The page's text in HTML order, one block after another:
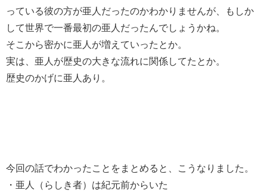
っている彼の方が亜人だったのかわかりませんが、もしか
して世界で一番最初の亜人だったんでしょうかね。
そこから密かに亜人が増えていったとか。
実は、亜人が歴史の大きな流れに関係してたとか。
歴史のかげに亜人あり。
今回の話でわかったことをまとめると、こうなりました。
・亜人（らしき者）は紀元前からいた